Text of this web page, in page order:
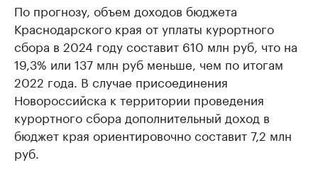
По прогнозу, объем доходов бюджета
Краснодарского края от уплаты курортного
сбора в 2024 году составит 610 млн руб, что на
19,3% или 137 млн руб меньше, чем по итогам
2022 года. В случае присоединения
Новороссийска к территории проведения
курортного сбора дополнительный доход в
бюджет края ориентировочно составит 7,2 млн
руб.